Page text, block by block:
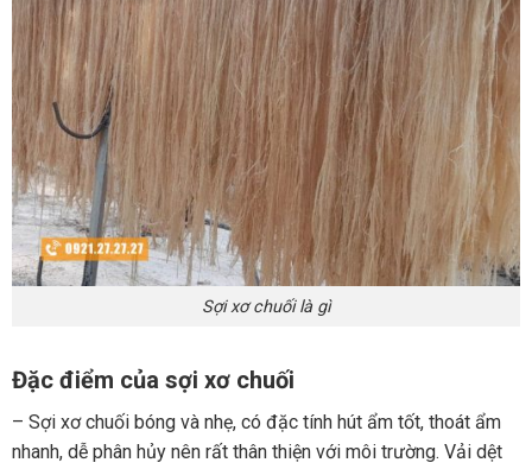
Sợi xơ chuối là gì
Đặc điểm của sợi xơ chuối
– Sợi xơ chuối bóng và nhẹ, có đặc tính hút ẩm tốt, thoát ẩm
nhanh, dễ phân hủy nên rất thân thiện với môi trường. Vải dệt